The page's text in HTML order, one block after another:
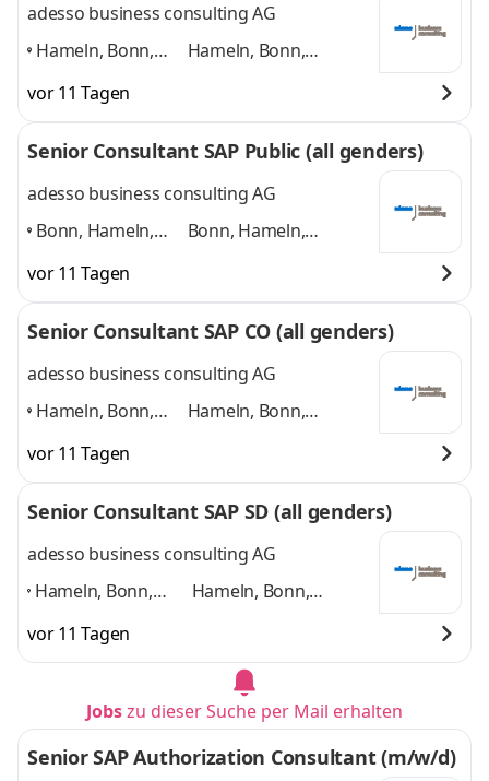
adesso business consulting AG
Hameln, Bonn,
Paderborn,
Düsseldorf,
Hameln, Bonn,
und 4 weitere
vor 11 Tagen
Senior Consultant SAP Public (all genders)
adesso business consulting AG
Bonn, Hameln,
Paderborn,
Düsseldorf,
Bonn, Hameln,
und 4 weitere
vor 11 Tagen
Senior Consultant SAP CO (all genders)
adesso business consulting AG
Hameln, Bonn,
Paderborn,
Düsseldorf,
Hameln, Bonn,
und 4 weitere
vor 11 Tagen
Senior Consultant SAP SD (all genders)
adesso business consulting AG
Hameln, Bonn,
Paderborn,
Düsseldorf,
Hameln, Bonn,
Düsseldorf, weitere
Standorte in DE
weitere
vor 11 Tagen
Jobszu dieser Suche per Mail erhalten
Senior SAP Authorization Consultant (m/w/d)